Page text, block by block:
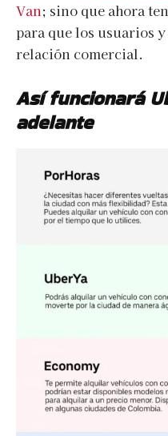
Van; sino que ahora
para que los usuarios
relación comercial.
Así funcionará
adelante